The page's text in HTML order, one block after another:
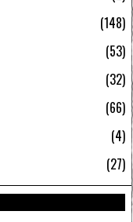
148
53
32
66
4
27